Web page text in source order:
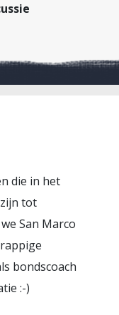
die in het
tot
San Marco
bondscoach
:-)